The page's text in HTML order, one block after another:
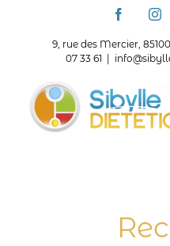
Facebook
9, rue des Mercier,
07 33 61